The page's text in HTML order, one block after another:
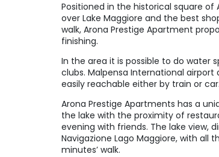
Positioned in the historical square of
over Lake Maggiore and the best
walk, Arona Prestige Apartment
finishing.
In the area it is possible to do water
clubs. Malpensa International airport
easily reachable either by train or car.
Arona Prestige Apartments has a
the lake with the proximity of
evening with friends. The lake view,
Navigazione Lago Maggiore, with all
minutes’ walk.